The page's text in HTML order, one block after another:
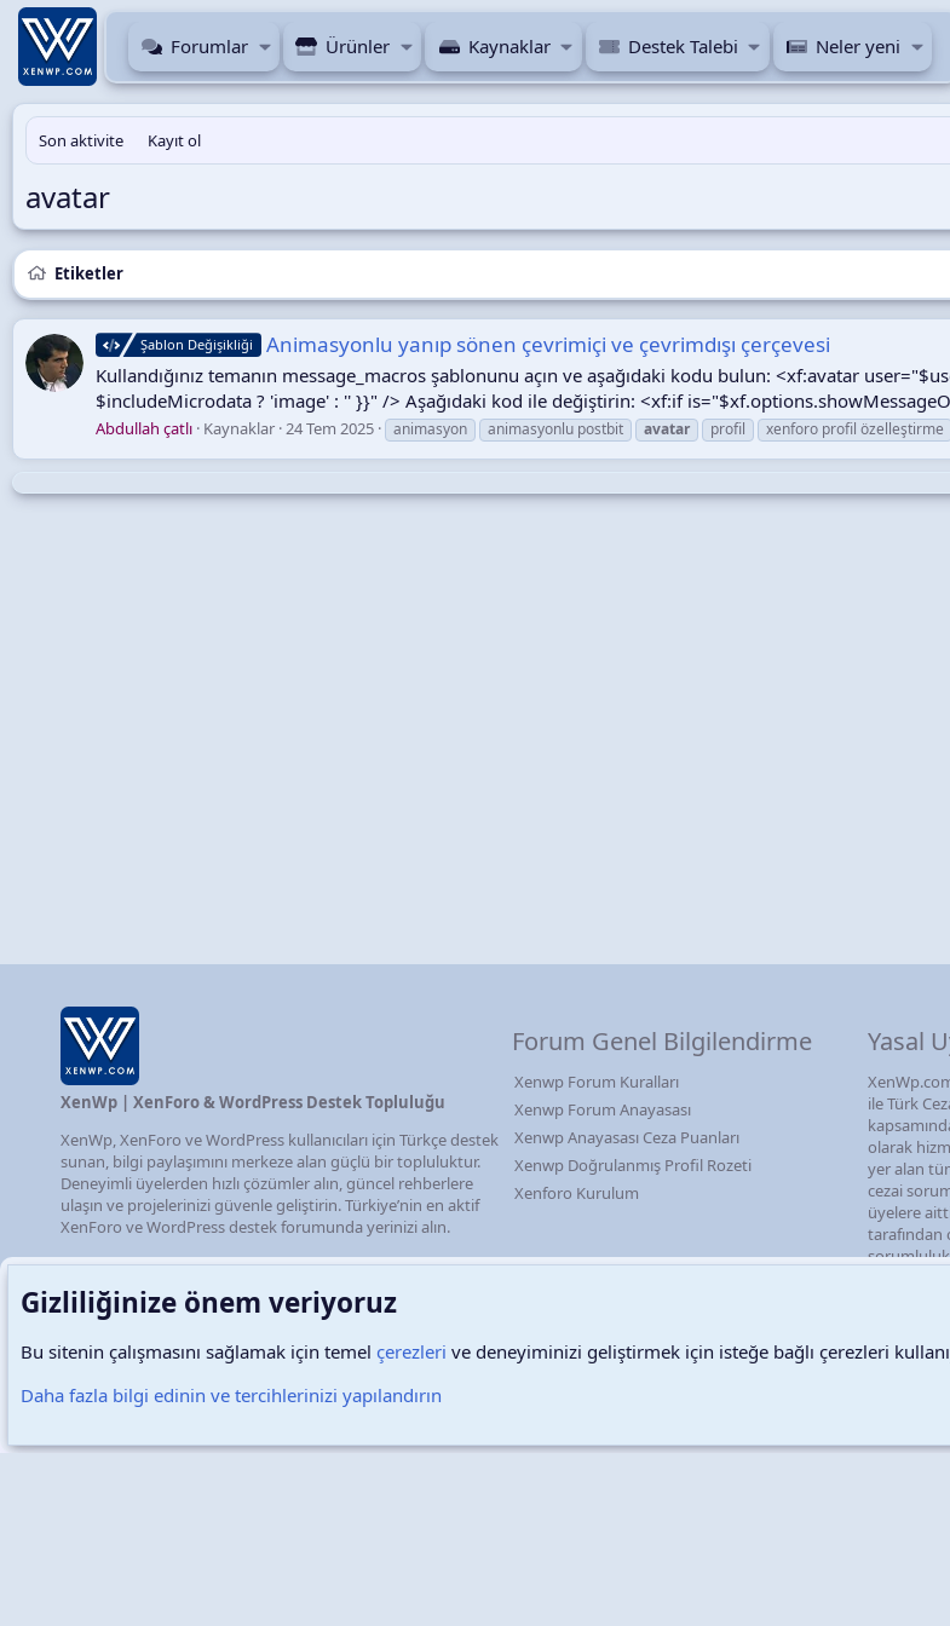
Forumlar Ürünler Kaynaklar Destek Talebi Neler yeni
Son aktivite Kayıt ol
avatar
Etiketler
Şablon Değişikliği Animasyonlu yanıp sönen çevrimiçi ve çevrimdışı çerçevesi
Kullandığınız temanın message_macros şablonunu açın ve aşağıdaki kodu bulun: <xf:avatar
$includeMicrodata ? 'image' : '' }}" /> Aşağıdaki kod ile değiştirin: <xf:if
Abdullah çatlı Kaynaklar 24 Tem 2025 animasyon animasyonlu postbit avatar profil xenforo profil özelleştirme
XenWp | XenForo & WordPress Destek Topluluğu
XenWp, XenForo ve WordPress kullanıcıları için Türkçe destek
sunan, bilgi paylaşımını merkeze alan güçlü bir topluluktur.
Deneyimli üyelerden hızlı çözümler alın, güncel rehberlere
ulaşın ve projelerinizi güvenle geliştirin. Türkiye’nin en aktif
XenForo ve WordPress destek forumunda yerinizi alın.
Forum Genel Bilgilendirme
Xenwp Forum Kuralları
Xenwp Forum Anayasası
Xenwp Anayasası Ceza Puanları
Xenwp Doğrulanmış Profil Rozeti
Xenforo Kurulum
Yasal
ile Türk
olarak
yer alan
cezai
üyelere
tarafından
Türkçe (TR) Çerezler Destek
Gizliliğinize önem veriyoruz
Bu sitenin çalışmasını sağlamak için temel çerezleri ve deneyiminizi geliştirmek için isteğe bağlı çerezleri
Daha fazla bilgi edinin ve tercihlerinizi yapılandırın